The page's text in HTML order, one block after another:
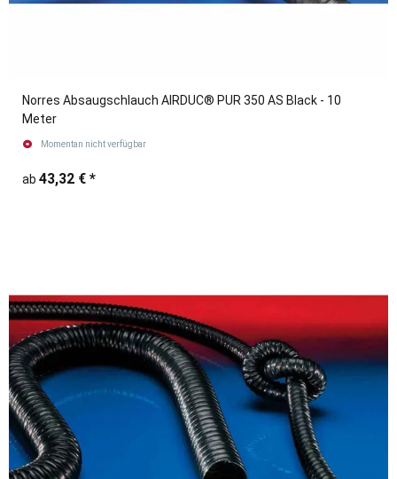
Norres Absaugschlauch AIRDUC® PUR 350 AS Black - 10
Meter
Momentan nicht verfügbar
ab 43,32 € *